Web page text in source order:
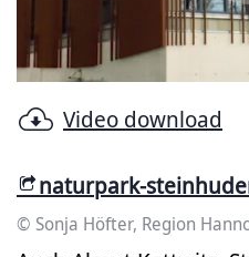
Video download
naturpark-
© Sonja Höfter, Region